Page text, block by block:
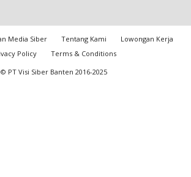
Media Siber Tentang Kami
Lowongan Kerja
Policy
Terms & Conditions
© PT Visi Siber Banten 2016-2025